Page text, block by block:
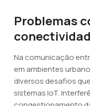
Problemas
Na comunicação
em ambientes
diversos desafios
sistemas IoT.